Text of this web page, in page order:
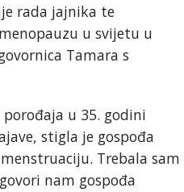
rada jajnika te
u svijetu u
Tamara s
u 35. godini
stigla je gospođa
Trebala sam
nam gospođa